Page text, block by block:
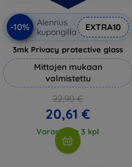
-10%
Alennus
kupongilla
EXTRA10
3mk Privacy protective glass
Mittojen mukaan
valmistettu
22,90 €
20,61 €
Varastossa 3 kpl